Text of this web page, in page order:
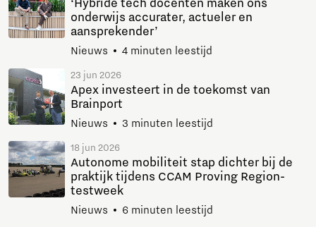
‘Hybride tech docenten maken ons
onderwijs accurater, actueler en
aansprekender’
Nieuws 4 minuten leestijd
23 jun 2026
Apex investeert in de toekomst van
Brainport
Nieuws 3 minuten leestijd
18 jun 2026
Autonome mobiliteit stap dichter bij de
praktijk tijdens CCAM Proving Region-
testweek
Nieuws 6 minuten leestijd